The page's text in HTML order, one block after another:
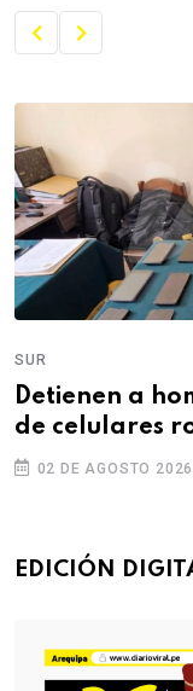
SUR
Detienen a
de celulares
02 DE AGOSTO 2026
EDICIÓN